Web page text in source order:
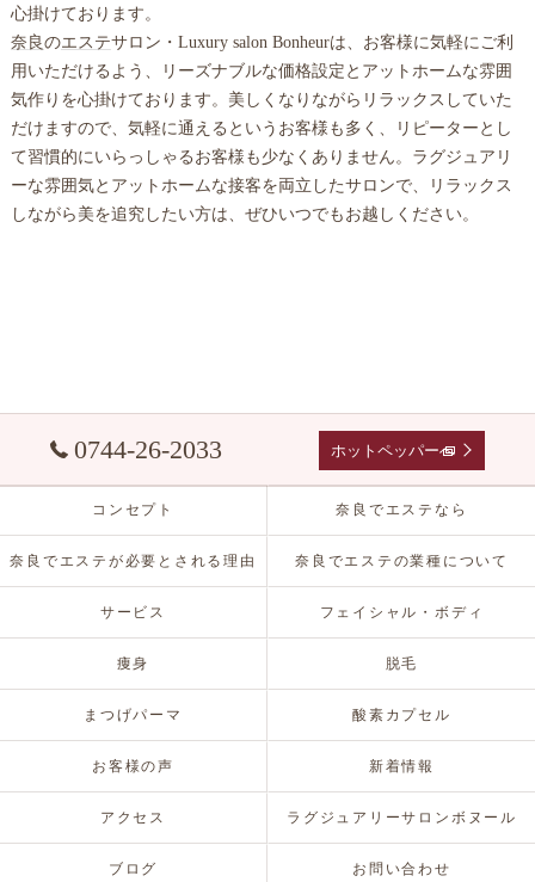
心掛けております。
奈良のエステサロン・Luxury salon Bonheurは、お客様に気軽にご利
用いただけるよう、リーズナブルな価格設定とアットホームな雰囲
気作りを心掛けております。美しくなりながらリラックスしていた
だけますので、気軽に通えるというお客様も多く、リピーターとし
て習慣的にいらっしゃるお客様も少なくありません。ラグジュアリ
ーな雰囲気とアットホームな接客を両立したサロンで、リラックス
しながら美を追究したい方は、ぜひいつでもお越しください。
0744-26-2033 ホットペッパーへ
コンセプト 奈良でエステなら
奈良でエステが必要とされる理由 奈良でエステの業種について
サービス フェイシャル・ボディ
痩身 脱毛
まつげパーマ 酸素カプセル
お客様の声 新着情報
アクセス ラグジュアリーサロンボヌール
ブログ お問い合わせ